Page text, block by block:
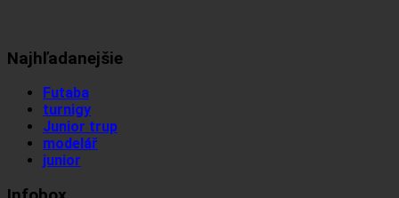
Najhľadanejšie
Futaba
turnigy
Junior trup
modelář
junior